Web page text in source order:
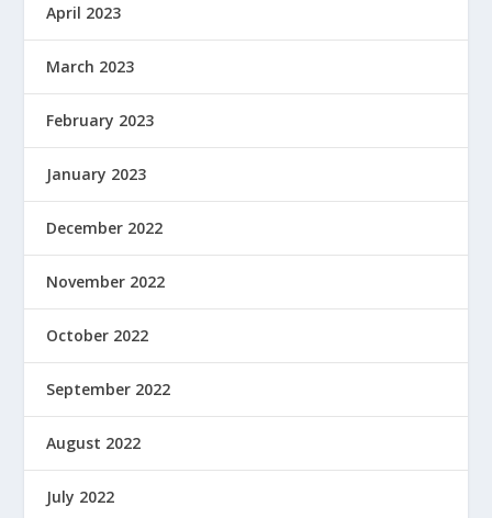
April 2023
March 2023
February 2023
January 2023
December 2022
November 2022
October 2022
September 2022
August 2022
July 2022